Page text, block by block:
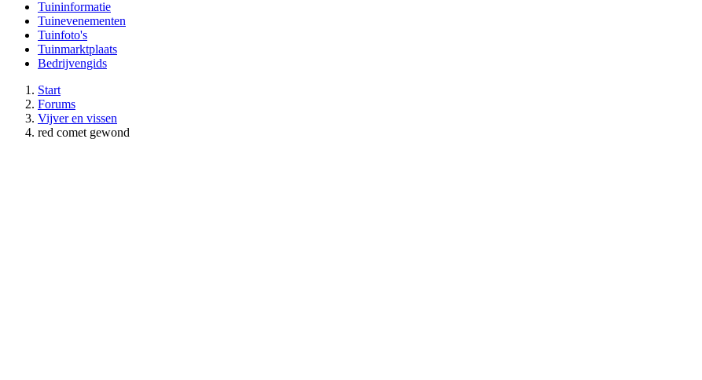
Tuininformatie
Tuinevenementen
Tuinfoto's
Tuinmarktplaats
Bedrijvengids
Start
Forums
Vijver en vissen
red comet gewond